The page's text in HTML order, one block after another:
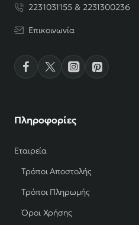
2231031155 & 2231300236
Επικοινωνία
Πληροφορίες
Εταιρεία
Τρόποι Αποστολής
Τρόποι Πληρωμής
Όροι Χρήσης